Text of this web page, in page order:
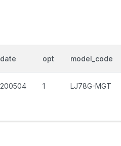
date opt model_code
200504 1 LJ78G-MGT